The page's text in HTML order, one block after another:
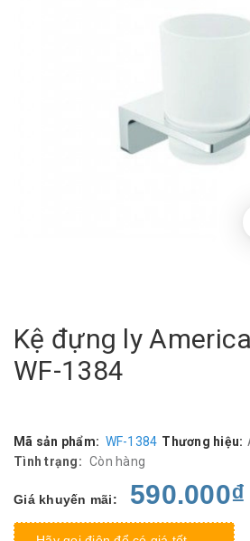
Kệ đựng ly
WF-1384
Mã sản phẩm: WF-1384 Thương hiệu:
Tình trạng: Còn hàng
Giá khuyến mãi: 590.000₫